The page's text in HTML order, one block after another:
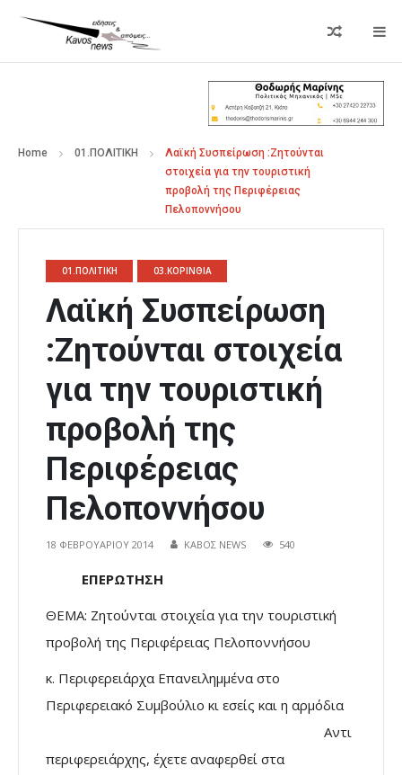
Home 01.ΠΟΛΙΤΙΚΗ
Λαϊκή Συσπείρωση :Ζητούνται
στοιχεία για την τουριστική
προβολή της Περιφέρειας
Πελοποννήσου
01.ΠΟΛΙΤΙΚΗ 03.ΚΟΡΙΝΘΙΑ
Λαϊκή Συσπείρωση
:Ζητούνται στοιχεία
για την τουριστική
προβολή της
Περιφέρειας
Πελοποννήσου
18 ΦΕΒΡΟΥΑΡΊΟΥ 2014 ΚΑΒΟΣ NEWS 540
ΕΠΕΡΩΤΗΣΗ
ΘΕΜΑ: Ζητούνται στοιχεία για την τουριστική
προβολή της Περιφέρειας Πελοποννήσου
κ. Περιφερειάρχα Επανειλημμένα στο
Περιφερειακό Συμβούλιο κι εσείς και η αρμόδια
Αντι
περιφερειάρχης, έχετε αναφερθεί στα